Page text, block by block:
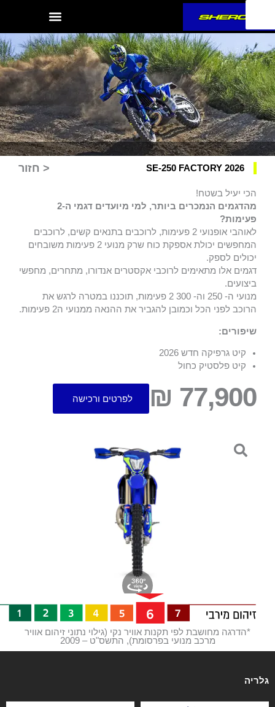
SE-250 FACTORY 2026 < חזור
הכי יעיל בשטח!
מהדגמים הנמכרים ביותר, למי מיועדים דגמי ה-2
פעימות?
לאוהבי אופנועי 2 פעימות, לרוכבים בתנאים קשים, לרוכבים
המחפשים יכולת אספקת כוח שרק מנועי 2 פעימות משובחים
יכולים לספק.
דגמים אלו מתאימים לרוכבי אקסטרים אנדורו, מתחרים, מחפשי
ביצועים.
מנועי ה- 250 וה- 300 2 פעימות, תוכננו במטרה לרגש את
הרוכב לפני הכל וכמובן להגביר את ההנאה ממנועי ה2 פעימות.
שיפורים:
קיט גרפיקה חדש 2026
קיט פלסטיק כחול
77,900 ₪ לפרטים ורכישה
*הדרגה מחושבת לפי תקנות אוויר נקי (גילוי נתוני זיהום אוויר
מרכב מנועי בפרסומת), התשס"ט – 2009
גלריה